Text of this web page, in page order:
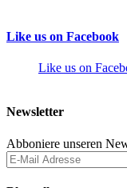
Like us on Facebook
Like us on
Newsletter
Abboniere unseren